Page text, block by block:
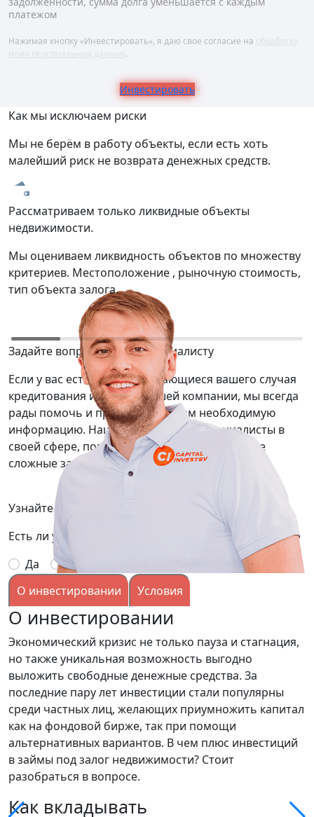
платежом
Нажимая кнопку «Инвестировать», я даю свое согласие на
.
Инвестировать
Как мы исключаем риски
Мы не берём в работу объекты, если есть хоть
малейший риск не возврата денежных средств.
Рассматриваем только ликвидные объекты
недвижимости.
Мы оцениваем ликвидность объектов по множеству
критериев. Местоположение , рыночную стоимость,
тип объекта залога.
Задайте вопрос нашему специалисту
Если у вас есть вопросы касающиеся вашего случая
кредитования или услуг нашей компании, мы всегда
рады помочь и предоставить вам необходимую
информацию. Наши сотрудники — специалисты в
своей сфере, помогут вам решить даже самые
сложные задачи.
Узнайте подробней условия, заполнив заявку:
Есть ли у вас опыт выдачи займов под залог?
Да
Нет
О инвестировании
Условия
О инвестировании
Экономический кризис не только пауза и стагнация,
но также уникальная возможность выгодно
выложить свободные денежные средства. За
последние пару лет инвестиции стали популярны
среди частных лиц, желающих приумножить капитал
как на фондовой бирже, так при помощи
альтернативных вариантов. В чем плюс инвестиций
в займы под залог недвижимости? Стоит
разобраться в вопросе.
Как вкладывать